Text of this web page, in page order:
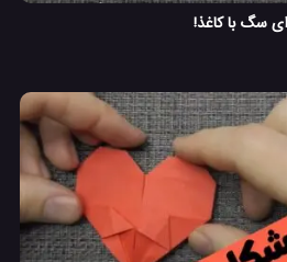
سگ با کاغذ!